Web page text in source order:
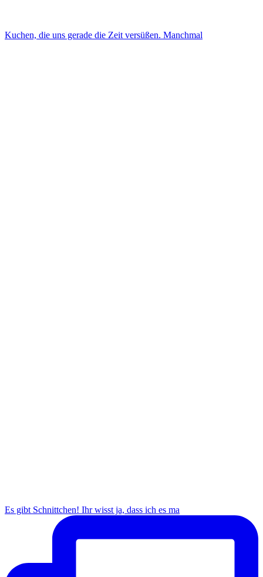
Kuchen, die uns gerade die Zeit versüßen. Manchmal
Es gibt Schnittchen! Ihr wisst ja, dass ich es ma